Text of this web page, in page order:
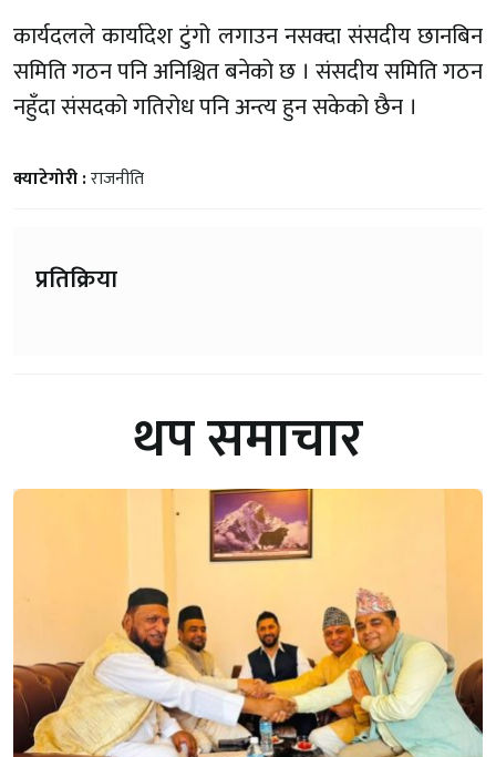
कार्यदलले कार्यादेश टुंगो लगाउन नसक्दा संसदीय छानबिन
समिति गठन पनि अनिश्चित बनेको छ । संसदीय समिति गठन
नहुँदा संसदको गतिरोध पनि अन्त्य हुन सकेको छैन ।
क्याटेगोरी :राजनीति
प्रतिक्रिया
थप समाचार